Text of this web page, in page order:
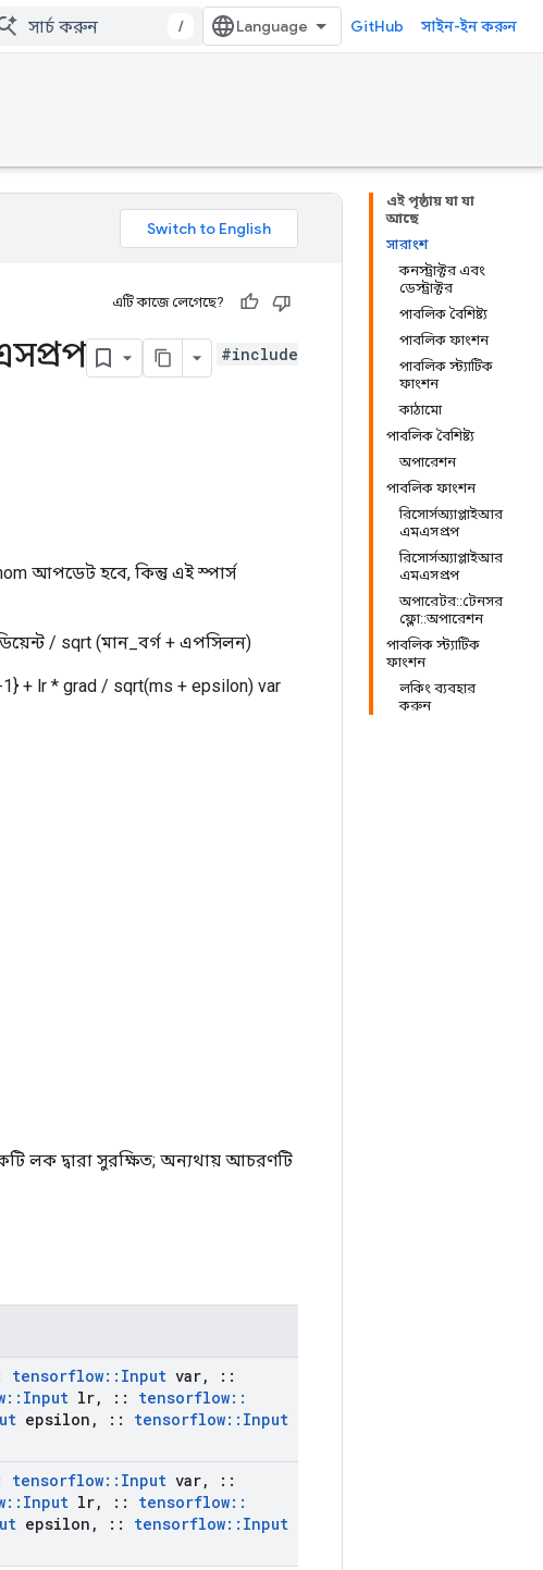
/ GitHub সাইন-ইন করুন
এই পৃষ্ঠায় যা যা
আছে
সারাংশ
কনস্ট্রাক্টর এবং
ডেস্ট্রাক্টর
পাবলিক বৈশিষ্ট্য
পাবলিক ফাংশন
পাবলিক স্ট্যাটিক
ফাংশন
কাঠামো
পাবলিক বৈশিষ্ট্য
অপারেশন
পাবলিক ফাংশন
রিসোর্সঅ্যাপ্লাইআর
এমএসপ্রপ
রিসোর্সঅ্যাপ্লাইআর
এমএসপ্রপ
অপারেটর::টেনসর
ফ্লো::অপারেশন
পাবলিক স্ট্যাটিক
ফাংশন
লকিং ব্যবহার
করুন
এটি কাজে লেগেছে?
#include
আপডেট হবে, কিন্তু এই স্পার্স
/ sqrt (মান_বর্গ + এপসিলন)
+ lr * grad / sqrt(ms + epsilon) var
লক দ্বারা সুরক্ষিত; অন্যথায় আচরণটি
tensorflow:: Input var,
::
:: Input lr, :: tensorflow::
epsilon , :: tensorflow:: Input
tensorflow:: Input var,
::
:: Input lr, :: tensorflow::
epsilon , :: tensorflow:: Input